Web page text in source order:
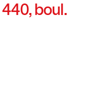
boul.